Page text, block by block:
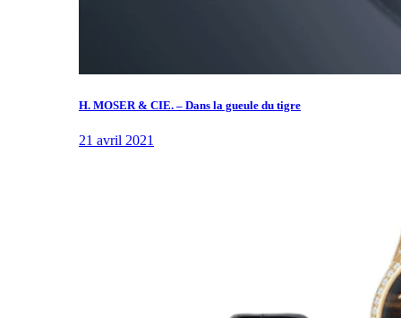
H. MOSER & CIE. – Dans la gueule du tigre
21 avril 2021